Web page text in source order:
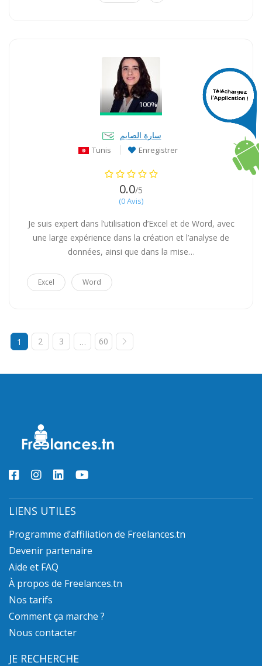
100%
سارة الصايم
Tunis Enregistrer
0.0/5
(0 Avis)
Je suis expert dans l’utilisation d’Excel et de Word, avec
une large expérience dans la création et l’analyse de
données, ainsi que dans la mise…
Excel Word
1 2 3 … 60
LIENS UTILES
Programme d’affiliation de Freelances.tn
Devenir partenaire
Aide et FAQ
À propos de Freelances.tn
Nos tarifs
Comment ça marche ?
Nous contacter
JE RECHERCHE